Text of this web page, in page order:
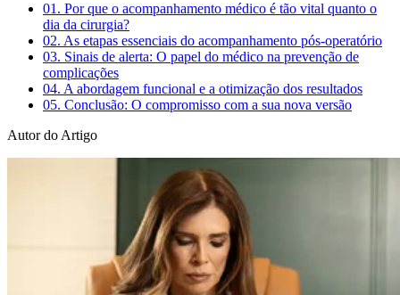
01. Por que o acompanhamento médico é tão vital quanto o
dia da cirurgia?
02. As etapas essenciais do acompanhamento pós-operatório
03. Sinais de alerta: O papel do médico na prevenção de
complicações
04. A abordagem funcional e a otimização dos resultados
05. Conclusão: O compromisso com a sua nova versão
Autor do Artigo